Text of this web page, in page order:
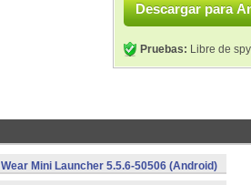
Descargar para
Pruebas: Libre de
Wear Mini Launcher 5.5.6-50506 (Android)